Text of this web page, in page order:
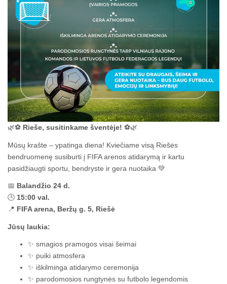
🌿⚽ Rieše, susitinkame šventėje! ⚽🌿
Mūsų krašte – ypatinga diena! Kviečiame visą Riešės
bendruomenę susiburti į FIFA arenos atidarymą ir kartu
pasidžiaugti sportu, bendryste ir gera nuotaika 💚
📅 Balandžio 24 d.
🕒 15:00 val.
📍 FIFA arena, Beržų g. 5, Riešė
Jūsų laukia:
✨ smagios pramogos visai šeimai
✨ puiki atmosfera
✨ iškilminga atidarymo ceremonija
✨ parodomosios rungtynės su futbolo legendomis